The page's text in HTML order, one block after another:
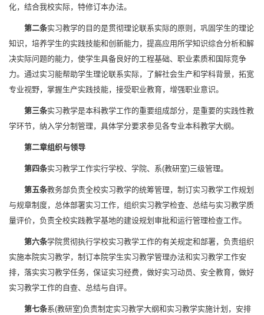
化，结合我校实际，特修订本办法。
第二条实习教学的目的是贯彻理论联系实际的原则，巩固学生的理论
知识，培养学生的实践技能和创新能力，提高应用所学知识综合分析和解
决实际问题的能力，使学生具备良好的工程基础、职业素质和国际竞争
力。通过实习能帮助学生理论联系实际，了解社会生产和学科背景，拓宽
专业视野，掌握生产实践技能，接受职业教育，增强职业意识。
第三条实习教学是本科教学工作的重要组成部分，是重要的实践性教
学环节，纳入学分制管理，具体学分要求参见各专业本科教学大纲。
第二章组织与领导
第四条实习教学工作实行学校、学院、系(教研室)三级管理。
第五条教务部负责全校实习教学的统筹管理，制订实习教学工作规划
与规章制度，总体部署实习工作，组织实习教学检查、总结与实习教学质
量评价，负责全校实践教学基地的建设规划审批和运行管理检查工作。
第六条学院贯彻执行学校实习教学工作的有关规定和部署，负责组织
实施本院实习教学，制订本院学生实习教学管理办法和实习教学工作安
排，落实实习教学任务，保证实习经费，做好实习动员、安全教育，做好
实习教学工作的自查、总结与自评。
第七条系(教研室)负责制定实习教学大纲和实习教学实施计划，安排